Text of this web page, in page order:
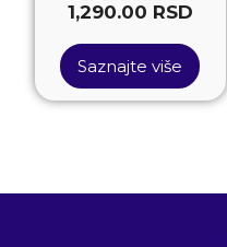
1,290.00 RSD
Saznajte više